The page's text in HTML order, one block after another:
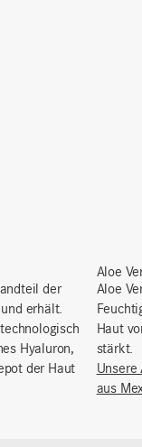
der
erhält.
Hyaluron,
der Haut
Aloe
Aloe
Haut
stärkt.
Unsere
aus